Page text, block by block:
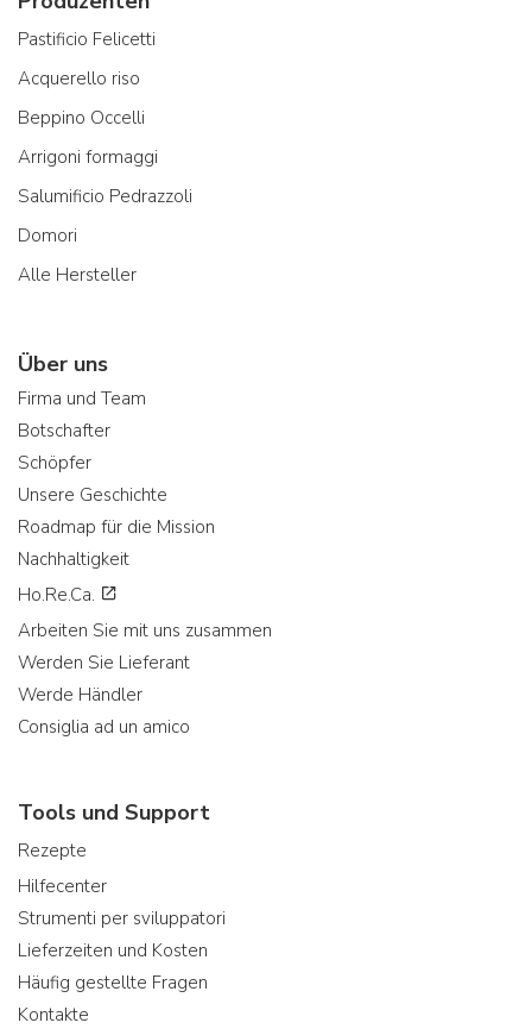
Pastificio Felicetti
Acquerello riso
Beppino Occelli
Arrigoni formaggi
Salumificio Pedrazzoli
Domori
Alle Hersteller
Über uns
Firma und Team
Botschafter
Schöpfer
Unsere Geschichte
Roadmap für die Mission
Nachhaltigkeit
Ho.Re.Ca.
Arbeiten Sie mit uns zusammen
Werden Sie Lieferant
Werde Händler
Consiglia ad un amico
Tools und Support
Rezepte
Hilfecenter
Strumenti per sviluppatori
Lieferzeiten und Kosten
Häufig gestellte Fragen
Kontakte